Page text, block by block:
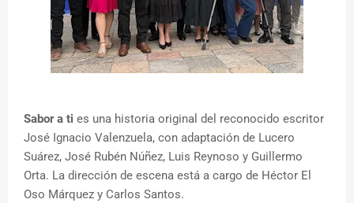
Sabor a ti es una historia original del reconocido escritor
José Ignacio Valenzuela, con adaptación de Lucero
Suárez, José Rubén Núñez, Luis Reynoso y Guillermo
Orta. La dirección de escena está a cargo de Héctor El
Oso Márquez y Carlos Santos.